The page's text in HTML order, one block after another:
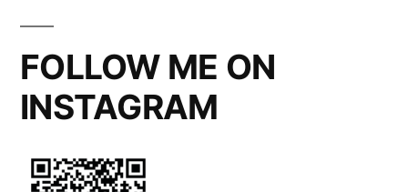
9”
の
FOLLOW ME ON
INSTAGRAM